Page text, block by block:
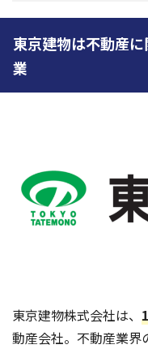
東京建物は不動産
業
東京建物株式会社は、
動産会社。不動産業界